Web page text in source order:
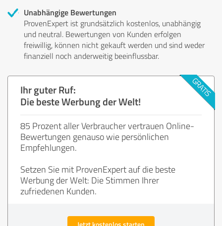
Unabhängige Bewertungen
ProvenExpert ist grundsätzlich kostenlos, unabhängig
und neutral. Bewertungen von Kunden erfolgen
freiwillig, können nicht gekauft werden und sind weder
finanziell noch anderweitig beeinflussbar.
Ihr guter Ruf:
Die beste Werbung der Welt!
85 Prozent aller Verbraucher vertrauen Online-
Bewertungen genauso wie persönlichen
Empfehlungen.
Setzen Sie mit ProvenExpert auf die beste
Werbung der Welt: Die Stimmen Ihrer
zufriedenen Kunden.
Jetzt kostenlos starten